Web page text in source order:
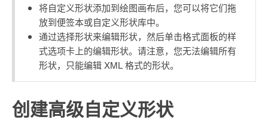
将自定义形状添加到绘图画布后，您可以将它们拖
放到便签本或自定义形状库中。
通过选择形状来编辑形状，然后单击格式面板的样
式选项卡上的编辑形状。请注意，您无法编辑所有
形状，只能编辑 XML 格式的形状。
创建高级自定义形状